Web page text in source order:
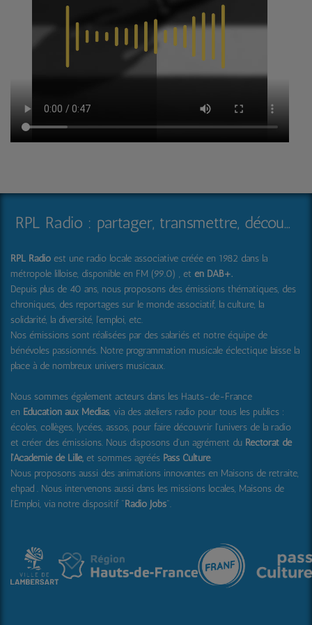
RPL Radio : partager, transmettre, découvrir et surprendre
RPL Radio est une radio locale associative créée en 1982 dans la
métropole lilloise, disponible en FM (99.0) , et en DAB+.
Depuis plus de 40 ans, nous proposons des émissions thématiques, des
chroniques, des reportages sur le monde associatif, la culture, la
solidarité, la diversité, l'emploi, etc.
Nos émissions sont réalisées par des salariés et notre équipe de
bénévoles passionnés. Notre programmation musicale éclectique laisse la
place à de nombreux univers musicaux.
Nous sommes également acteurs dans les Hauts-de-France
en Education aux Médias, via des ateliers radio pour tous les publics :
écoles, collèges, lycées, assos, pour faire découvrir l'univers de la radio
et créer des émissions. Nous disposons d'un agrément du Rectorat de
l'Académie de Lille, et sommes agréés Pass Culture.
Nous proposons aussi des animations innovantes en Maisons de retraite,
ehpad . Nous intervenons aussi dans les missions locales, Maisons de
l'Emploi, via notre dispositif "Radio Jobs".